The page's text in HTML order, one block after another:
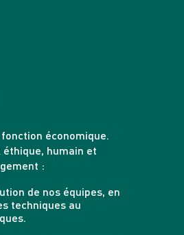
économique.
humain et
:
de nos équipes, en
techniques au